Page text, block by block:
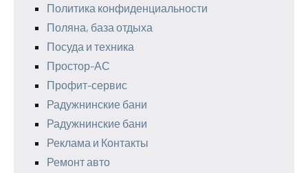
Политика конфиденциальности
Поляна, база отдыха
Посуда и техника
Простор-АС
Профит-сервис
Радужнинские бани
Радужнинские бани
Реклама и Контакты
Ремонт авто